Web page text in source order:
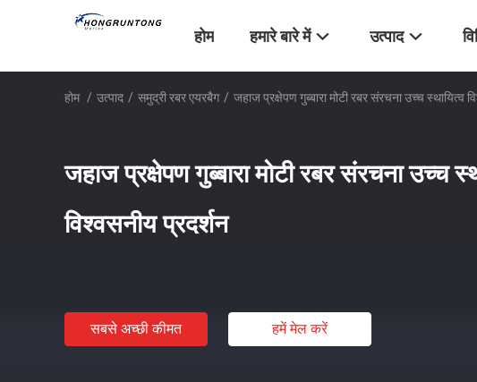
होम हमारे बारे में उत्पाद
होम / उत्पाद / समुद्री रबर एयरबैग / जहाज प्रक्षेपण गुब्बारा मोटी रबर संरचना उच्च स्थायित्व
जहाज प्रक्षेपण गुब्बारा मोटी रबर संरचना उच्च
विश्वसनीय प्रदर्शन
सबसे अच्छी कीमत हमें मेल करें